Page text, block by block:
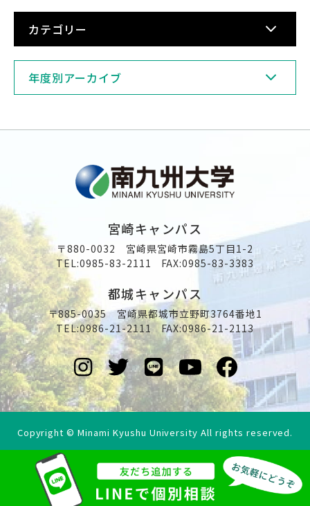
カテゴリー
年度別アーカイブ
宮崎キャンパス
〒880-0032 宮崎県宮崎市霧島5丁目1-2
TEL:0985-83-2111 FAX:0985-83-3383
都城キャンパス
〒885-0035 宮崎県都城市立野町3764番地1
TEL:0986-21-2111 FAX:0986-21-2113
Copyright © Minami Kyushu University All rights reserved.